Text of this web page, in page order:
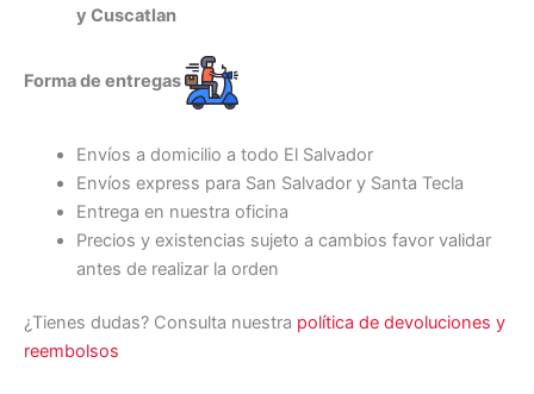
y Cuscatlan
Forma de entregas
Envíos a domicilio a todo El Salvador
Envíos express para San Salvador y Santa Tecla
Entrega en nuestra oficina
Precios y existencias sujeto a cambios favor validar
antes de realizar la orden
¿Tienes dudas? Consulta nuestra política de devoluciones y
reembolsos